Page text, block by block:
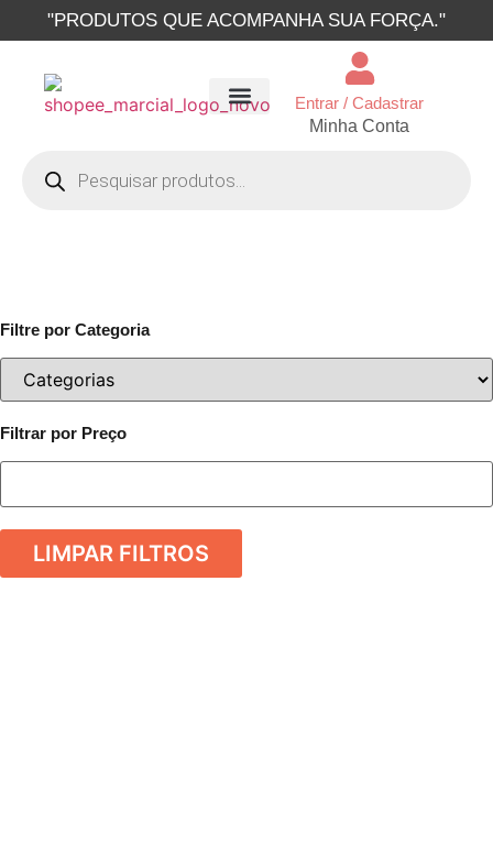
"PRODUTOS QUE ACOMPANHA SUA FORÇA."
Entrar / Cadastrar
Minha Conta
Filtre por Categoria
Filtrar por Preço
LIMPAR FILTROS